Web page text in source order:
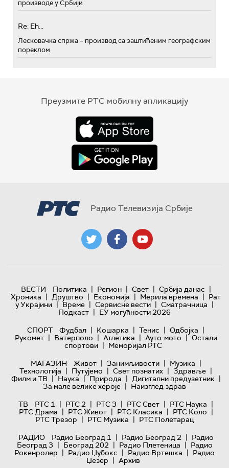
производе у Србији
Re: Eh...
Лесковачка спржа – производ са заштићеним географским
пореклом
Преузмите РТС мобилну апликацију
Радио Телевизија Србије
ВЕСТИ Политика | Регион | Свет | Србија данас |
Хроника | Друштво | Економија | Мерила времена | Рат
у Украјини | Време | Сервисне вести | Сматрачница |
Подкаст | ЕУ могућности 2026
СПОРТ
Фудбал | Кошарка | Тенис | Одбојка |
Рукомет | Ватерполо | Атлетика | Ауто-мото | Остали
спортови | Меморијал РТС
МАГАЗИН
Живот | Занимљивости | Музика |
Технологијa | Путујемо | Свет познатих | Здравље |
Филм и ТВ | Наука | Природа | Дигитални предузетник |
За мале велике хероје | Наизглед здрав
ТВ
РТС 1 | РТС 2 | РТС 3 | РТС Свет | РТС Наука |
РТС Драма | РТС Живот | РТС Класика | РТС Коло |
РТС Трезор | РТС Музика | РТС Полетарац
РАДИО
Радио Београд 1 | Радио Београд 2 | Радио
Београд 3 | Београд 202 | Радио Плетеница | Радио
Рокенролер | Радио Џубокс | Радио Вртешка | Радио
Џезер | Архив